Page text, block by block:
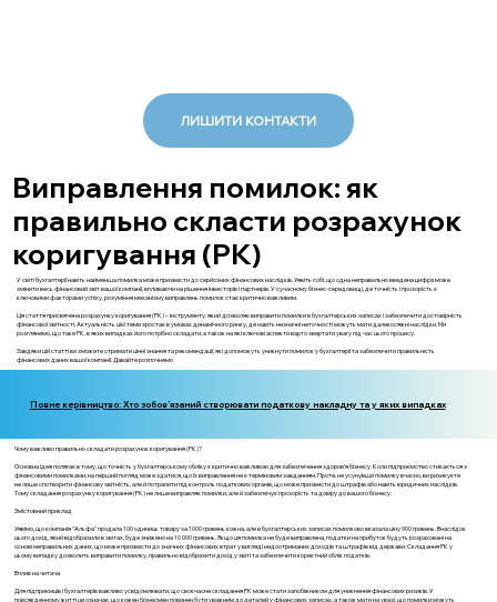
ЛИШИТИ КОНТАКТИ
Виправлення помилок: як
правильно скласти розрахунок
коригування (РК)
У світі бухгалтерії навіть найменша помилка може призвести до серйозних фінансових наслідків. Уявіть собі, що одна неправильно введена цифра може
змінити весь фінансовий звіт вашої компанії, впливаючи на рішення інвесторів і партнерів. У сучасному бізнес-середовищі, де точність і прозорість є
ключовими факторами успіху, розуміння механізму виправлень помилок стає критично важливим.
Ця стаття присвячена розрахунку коригування (РК) – інструменту, який дозволяє виправити помилки в бухгалтерських записах і забезпечити достовірність
фінансової звітності. Актуальність цієї теми зростає в умовах динамічного ринку, де навіть незначні неточності можуть мати далекосяжні наслідки. Ми
розглянемо, що таке РК, в яких випадках його потрібно складати, а також на які ключові аспекти варто звертати увагу під час цього процесу.
Завдяки цій статті ви зможете отримати цінні знання та рекомендації, які допоможуть уникнути помилок у бухгалтерії та забезпечити правильність
фінансових даних вашої компанії. Давайте розпочнемо
Повне керівництво: Хто зобов’язаний створювати податкову накладну та у яких випадках
Чому важливо правильно складати розрахунок коригування (РК)?
Основна ідея полягає в тому, що точність у бухгалтерському обліку є критично важливою для забезпечення здоров'я бізнесу. Коли підприємство стикається з
фінансовими помилками, на перший погляд може здатися, що їх виправлення не є терміновим завданням. Проте, не усунувши помилку вчасно, ви ризикуєте
не лише спотворити фінансову звітність, але й потрапити під контроль податкових органів, що може призвести до штрафів або навіть юридичних наслідків.
Тому складання розрахунку коригування (РК) не лише виправляє помилки, але й забезпечує прозорість та довіру до вашого бізнесу.
Змістовний приклад
Уявімо, що компанія "Альфа" продала 100 одиниць товару за 1000 гривень кожна, але в бухгалтерських записах помилково вказала ціну 900 гривень. Внаслідок
цього дохід, який відобразили в звітах, буде знижено на 10 000 гривень. Якщо ця помилка не буде виправлена, податки на прибуток будуть розраховані на
основі неправильних даних, що може призвести до значних фінансових втрат у вигляді недоотриманих доходів та штрафів від держави. Складання РК у
цьому випадку дозволить виправити помилку, правильно відобразити дохід у звіті та забезпечити коректний облік податків.
Вплив на читача
Для підприємців і бухгалтерів важливо усвідомлювати, що своєчасне складання РК може стати запобіжником для уникнення фінансових ризиків. У
повсякденному житті це означає, що кожен бізнесмен повинен бути уважним до деталей у фінансових записах, а також мати на увазі, що помилки можуть